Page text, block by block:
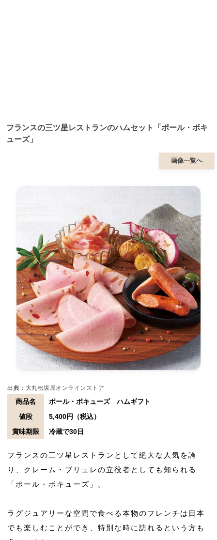
フランスの三ツ星レストランのハムセット「ポール・ボキ
ューズ」
画像一覧へ
出典： 大丸松坂屋オンラインストア
商品名
ポール・ボキューズ ハムギフト
値段
5,400円（税込）
賞味期限
冷蔵で30日
フランスの三ツ星レストランとして絶大な人気を誇
り、クレーム・ブリュレの立役者としても知られる
「ポール・ボキューズ」。
ラグジュアリーな空間で食べる本物のフレンチは日本
でも楽しむことができ、特別な時に訪れるという方も